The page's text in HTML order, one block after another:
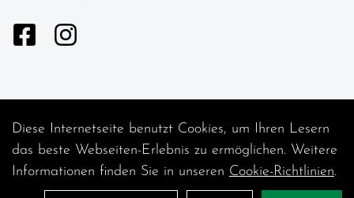
Diese Internetseite benutzt Cookies, um Ihren Lesern
das beste Webseiten-Erlebnis zu ermöglichen. Weitere
Informationen finden Sie in unseren Cookie-Richtlinien.
Auftrag widerrufen